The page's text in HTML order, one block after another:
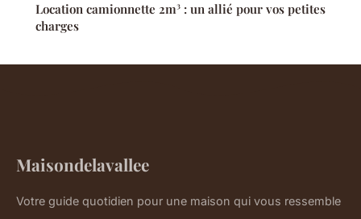
Location camionnette 2m³ : un allié pour vos petites
charges
Maisondelavallee
Votre guide quotidien pour une maison qui vous ressemble